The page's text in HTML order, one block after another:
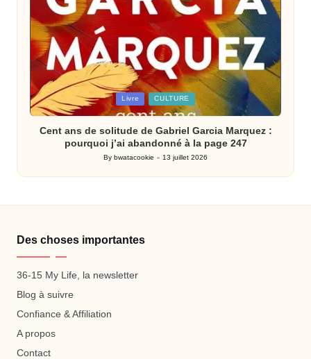
Posted
in
Livre CULTURE
Cent ans de solitude de Gabriel Garcia Marquez :
pourquoi j’ai abandonné à la page 247
Posted
by
By bwatacookie 13 juillet 2026
Des choses importantes
36-15 My Life, la newsletter
Blog à suivre
Confiance & Affiliation
A propos
Contact